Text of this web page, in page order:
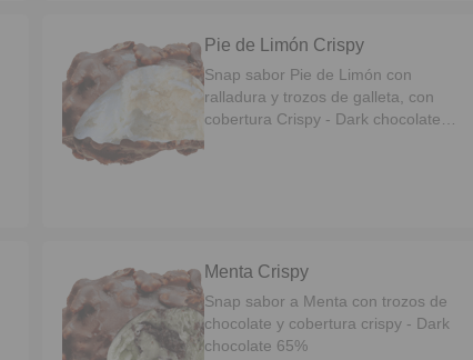
Pie de Limón Crispy
Snap sabor Pie de Limón con
ralladura y trozos de galleta, con
cobertura Crispy - Dark chocolate
Menta Crispy
Snap sabor a Menta con trozos de
chocolate y cobertura crispy - Dark
chocolate 65%